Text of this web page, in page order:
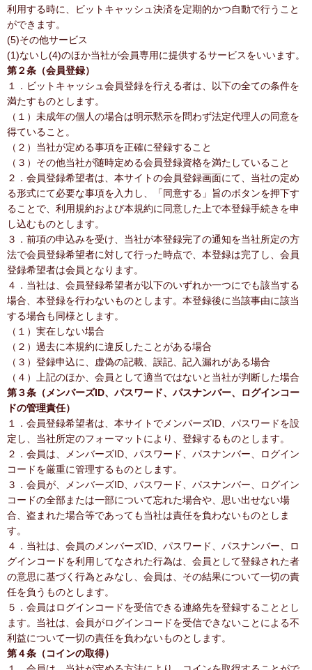
利用する時に、ビットキャッシュ決済を定期的かつ自動で行うこと
ができます。
(5)その他サービス
(1)ないし(4)のほか当社が会員専用に提供するサービスをいいます。
第２条（会員登録）
１．ビットキャッシュ会員登録を行える者は、以下の全ての条件を
満たすものとします。
（１）未成年の個人の場合は明示黙示を問わず法定代理人の同意を
得ていること。
（２）当社が定める事項を正確に登録すること
（３）その他当社が随時定める会員登録資格を満たしていること
２．会員登録希望者は、本サイトの会員登録画面にて、当社の定め
る形式にて必要な事項を入力し、「同意する」旨のボタンを押下す
ることで、利用規約および本規約に同意した上で本登録手続きを申
し込むものとします。
３．前項の申込みを受け、当社が本登録完了の通知を当社所定の方
法で会員登録希望者に対して行った時点で、本登録は完了し、会員
登録希望者は会員となります。
４．当社は、会員登録希望者が以下のいずれか一つにでも該当する
場合、本登録を行わないものとします。本登録後に当該事由に該当
する場合も同様とします。
（１）実在しない場合
（２）過去に本規約に違反したことがある場合
（３）登録申込に、虚偽の記載、誤記、記入漏れがある場合
（４）上記のほか、会員として適当ではないと当社が判断した場合
第３条（メンバーズID、パスワード、パスナンバー、ログインコー
ドの管理責任）
１．会員登録希望者は、本サイトでメンバーズID、パスワードを設
定し、当社所定のフォーマットにより、登録するものとします。
２．会員は、メンバーズID、パスワード、パスナンバー、ログイン
コードを厳重に管理するものとします。
３．会員が、メンバーズID、パスワード、パスナンバー、ログイン
コードの全部または一部について忘れた場合や、思い出せない場
合、盗まれた場合等であっても当社は責任を負わないものとしま
す。
４．当社は、会員のメンバーズID、パスワード、パスナンバー、ロ
グインコードを利用してなされた行為は、会員として登録された者
の意思に基づく行為とみなし、会員は、その結果について一切の責
任を負うものとします。
５．会員はログインコードを受信できる連絡先を登録することとし
ます。当社は、会員がログインコードを受信できないことによる不
利益について一切の責任を負わないものとします。
第４条（コインの取得）